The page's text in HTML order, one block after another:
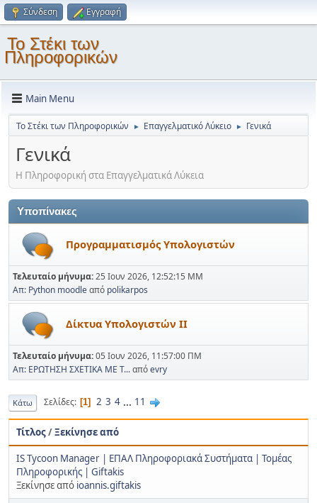
Σύνδεση Εγγραφή
Το Στέκι των
Πληροφορικών
Main Menu
Το Στέκι των Πληροφορικών ► Επαγγελματικό Λύκειο ► Γενικά
Γενικά
Η Πληροφορική στα Επαγγελματικά Λύκεια
Υποπίνακες
Προγραμματισμός Υπολογιστών
Τελευταίο μήνυμα:25 Ιουν 2026, 12:52:15 ΜΜ
Απ: Python moodleαπό polikarpos
Δίκτυα Υπολογιστών ΙΙ
Τελευταίο μήνυμα:05 Ιουν 2026, 11:57:00 ΠΜ
Απ: ΕΡΩΤΗΣΗ ΣΧΕΤΙΚΑ ΜΕ Τ...απόevry
Κάτω Σελίδες 1 2 3 4 ... 11
Τίτλος/Ξεκίνησε από
IS Tycoon Manager | ΕΠΑΛ Πληροφοριακά Συστήματα | Τομέας
Πληροφορικής | Giftakis
Ξεκίνησε από ioannis.giftakis